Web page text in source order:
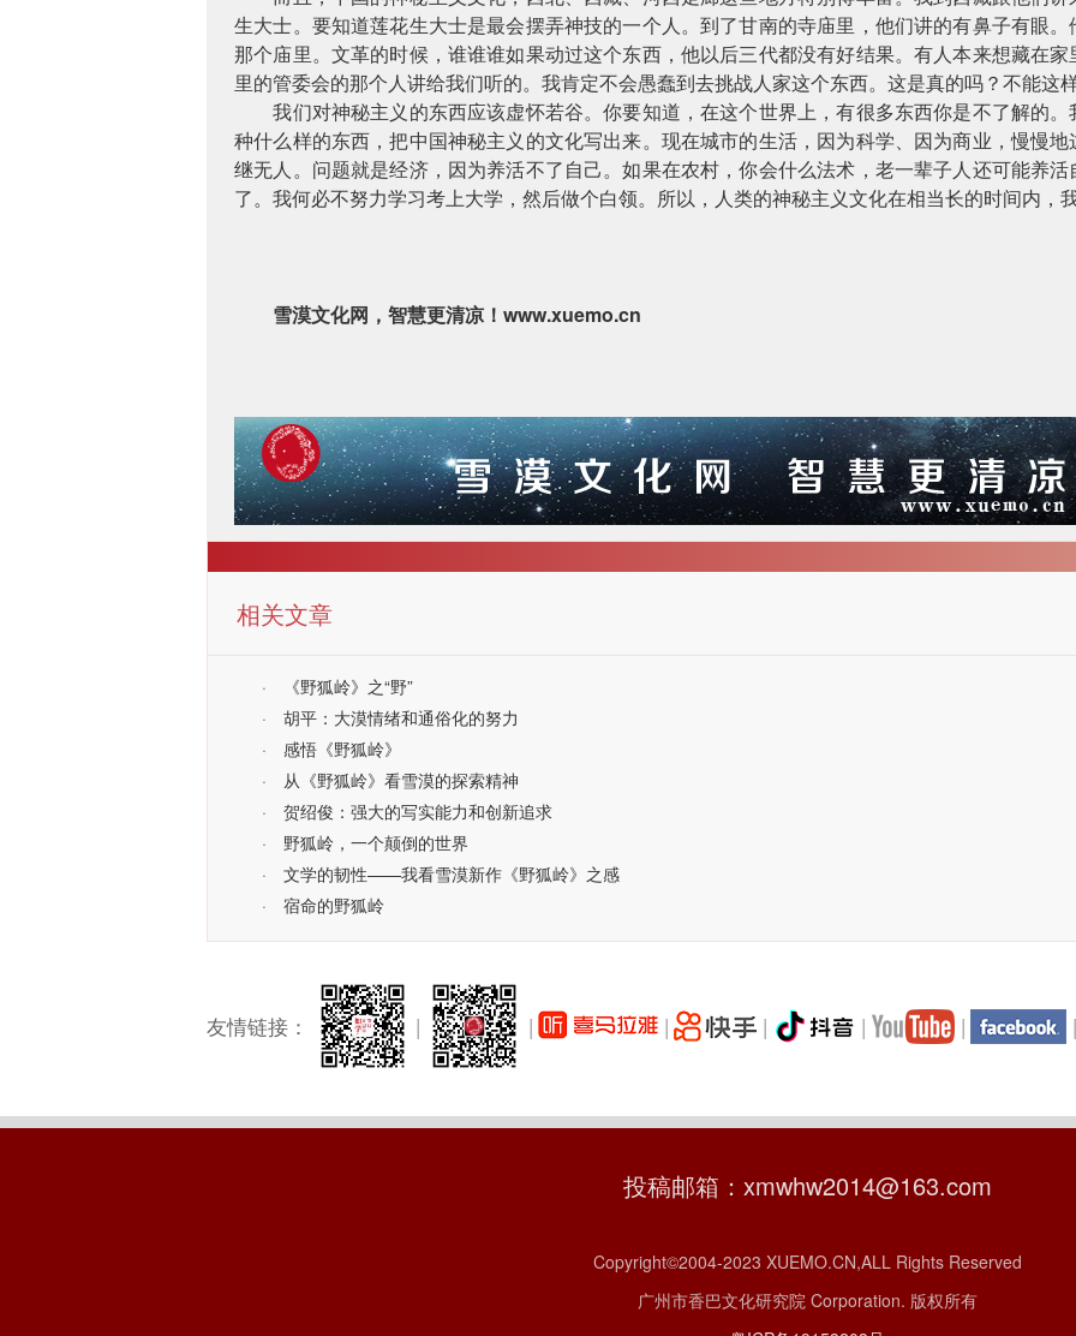
生大士。要知道莲花生大士是最会摆弄神技的一个人。到了甘南的寺庙里，他们讲的有鼻子有眼
那个庙里。文革的时候，谁谁谁如果动过这个东西，他以后三代都没有好结果。有人本来想藏在
里的管委会的那个人讲给我们听的。我肯定不会愚蠢到去挑战人家这个东西。这是真的吗？不能这
我们对神秘主义的东西应该虚怀若谷。你要知道，在这个世界上，有很多东西你是不了解的
种什么样的东西，把中国神秘主义的文化写出来。现在城市的生活，因为科学、因为商业，慢慢
继无人。问题就是经济，因为养活不了自己。如果在农村，你会什么法术，老一辈子人还可能养
了。我何必不努力学习考上大学，然后做个白领。所以，人类的神秘主义文化在相当长的时间内，
雪漠文化网，智慧更清凉！www.xuemo.cn
相关文章
·
《野狐岭》之“野”
·
胡平：大漠情绪和通俗化的努力
·
感悟《野狐岭》
·
从《野狐岭》看雪漠的探索精神
·
贺绍俊：强大的写实能力和创新追求
·
野狐岭，一个颠倒的世界
·
文学的韧性——我看雪漠新作《野狐岭》之感
·
宿命的野狐岭
友情链接： | | | | | | |
投稿邮箱：xmwhw2014@163.com
Copyright©2004-2023 XUEMO.CN,ALL Rights Reserved
广州市香巴文化研究院 Corporation. 版权所有